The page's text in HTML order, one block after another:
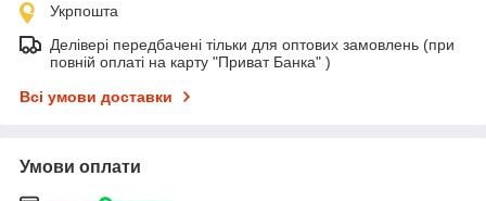
Укрпошта
Делівері передбачені тільки для оптових замовлень (при
повній оплаті на карту "Приват Банка" )
Всі умови доставки
Умови оплати